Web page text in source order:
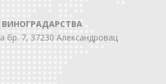
ВИНОГРАДАРСТВА
7, 37230 Александровац